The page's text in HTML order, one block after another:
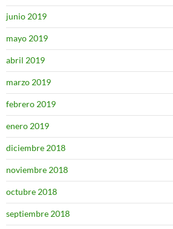
junio 2019
mayo 2019
abril 2019
marzo 2019
febrero 2019
enero 2019
diciembre 2018
noviembre 2018
octubre 2018
septiembre 2018